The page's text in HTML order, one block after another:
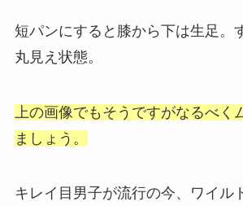
短パンにすると膝から下は生足。
丸見え状態。
上の画像でもそうですがなるべく
ましょう。
キレイ目男子が流行の今、ワイル